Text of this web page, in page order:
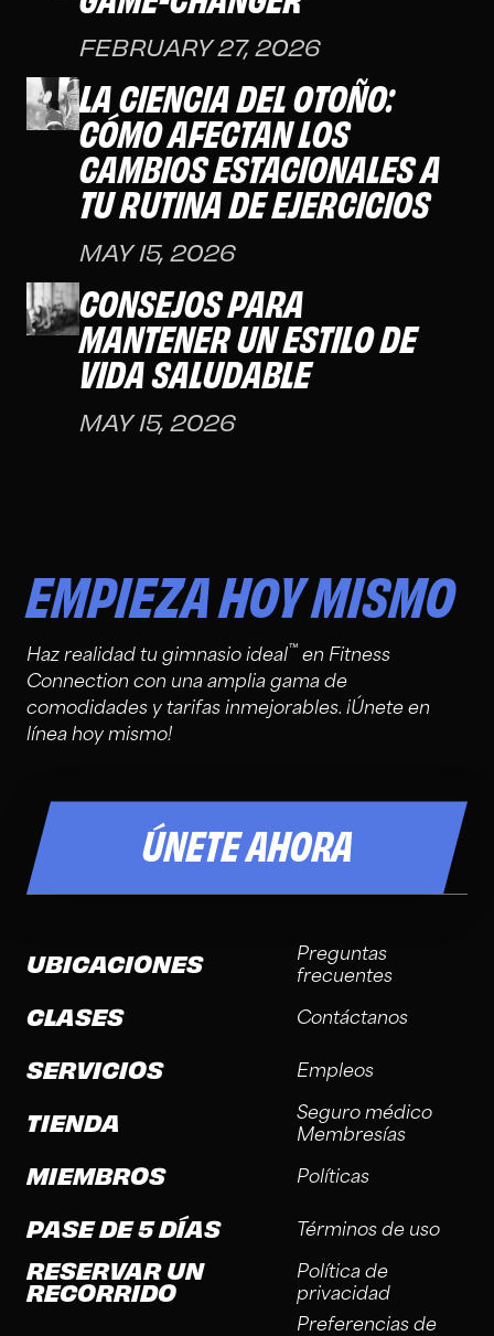
FEBRUARY 27, 2026
LA CIENCIA DEL OTOÑO:
CÓMO AFECTAN LOS
CAMBIOS ESTACIONALES A
TU RUTINA DE EJERCICIOS
MAY 15, 2026
CONSEJOS PARA
MANTENER UN ESTILO DE
VIDA SALUDABLE
MAY 15, 2026
EMPIEZA HOY MISMO
Haz realidad tu gimnasio ideal™ en Fitness
Connection con una amplia gama de
comodidades y tarifas inmejorables. ¡Únete en
línea hoy mismo!
ÚNETE AHORA
UBICACIONES
CLASES
SERVICIOS
TIENDA
MIEMBROS
PASE DE 5 DÍAS
RESERVAR UN
RECORRIDO
Preguntas
frecuentes
Contáctanos
Empleos
Seguro médico
Membresías
Políticas
Términos de uso
Política de
privacidad
Preferencias de